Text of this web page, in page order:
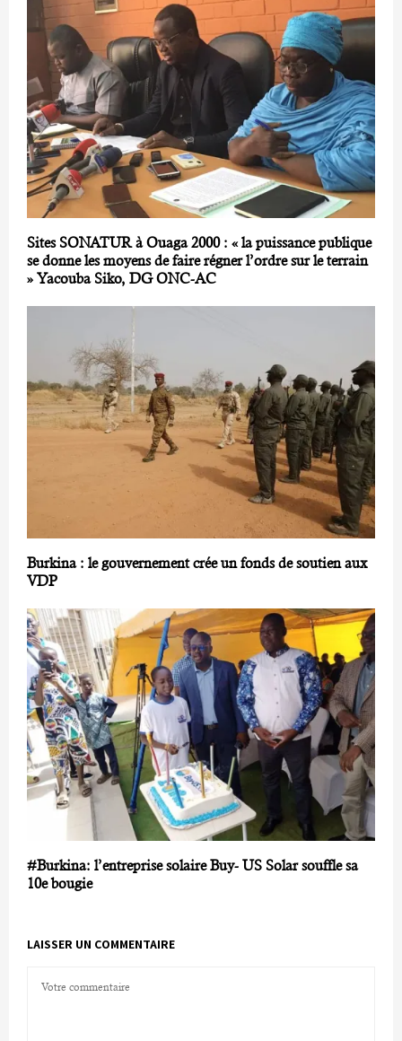
Sites SONATUR à Ouaga 2000 : « la puissance publique
se donne les moyens de faire régner l’ordre sur le terrain
» Yacouba Siko, DG ONC-AC
Burkina : le gouvernement crée un fonds de soutien aux
VDP
#Burkina: l’entreprise solaire Buy- US Solar souffle sa
10e bougie
LAISSER UN COMMENTAIRE